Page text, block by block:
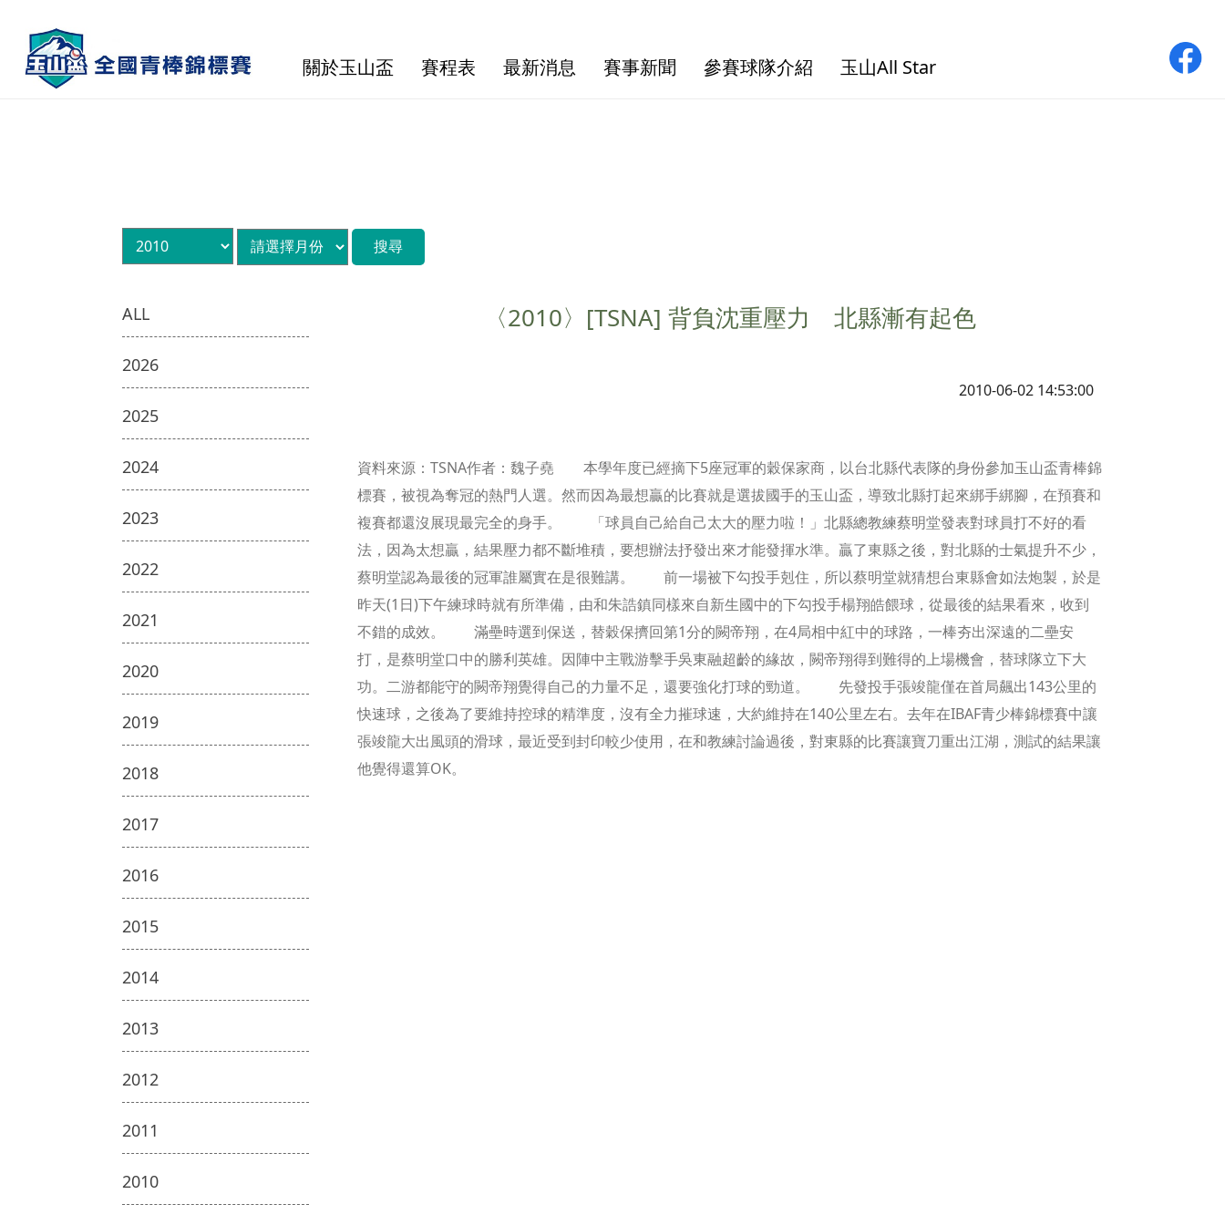
關於玉山盃 賽程表 最新消息 賽事新聞 參賽球隊介紹 玉山All Star
ALL
2026
2025
2024
2023
2022
2021
2020
2019
2018
2017
2016
2015
2014
2013
2012
2011
2010
〈2010〉[TSNA] 背負沈重壓力 北縣漸有起色
2010-06-02 14:53:00
資料來源：TSNA作者：魏子堯 本學年度已經摘下5座冠軍的穀保家商，以台北縣代表隊的身份參加玉山盃青棒錦
標賽，被視為奪冠的熱門人選。然而因為最想贏的比賽就是選拔國手的玉山盃，導致北縣打起來綁手綁腳，在預賽和
複賽都還沒展現最完全的身手。 「球員自己給自己太大的壓力啦！」北縣總教練蔡明堂發表對球員打不好的看
法，因為太想贏，結果壓力都不斷堆積，要想辦法抒發出來才能發揮水準。贏了東縣之後，對北縣的士氣提升不少，
蔡明堂認為最後的冠軍誰屬實在是很難講。 前一場被下勾投手剋住，所以蔡明堂就猜想台東縣會如法炮製，於是
昨天(1日)下午練球時就有所準備，由和朱誥鎮同樣來自新生國中的下勾投手楊翔皓餵球，從最後的結果看來，收到
不錯的成效。 滿壘時選到保送，替穀保擠回第1分的闕帝翔，在4局相中紅中的球路，一棒夯出深遠的二壘安
打，是蔡明堂口中的勝利英雄。因陣中主戰游擊手吳東融超齡的緣故，闕帝翔得到難得的上場機會，替球隊立下大
功。二游都能守的闕帝翔覺得自己的力量不足，還要強化打球的勁道。 先發投手張竣龍僅在首局飆出143公里的
快速球，之後為了要維持控球的精準度，沒有全力摧球速，大約維持在140公里左右。去年在IBAF青少棒錦標賽中讓
張竣龍大出風頭的滑球，最近受到封印較少使用，在和教練討論過後，對東縣的比賽讓寶刀重出江湖，測試的結果讓
他覺得還算OK。